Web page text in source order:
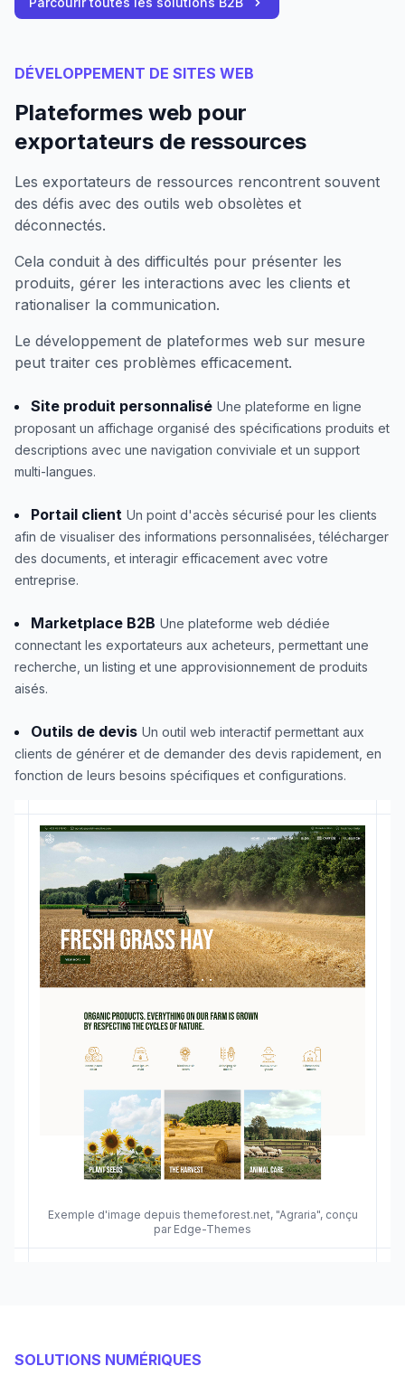
Exemple d'image depuis themeforest.net, "Agraria", conçu
par Edge-Themes
DÉVELOPPEMENT DE SITES WEB
Plateformes web pour
exportateurs de ressources
Les exportateurs de ressources rencontrent souvent
des défis avec des outils web obsolètes et
déconnectés.
Cela conduit à des difficultés pour présenter les
produits, gérer les interactions avec les clients et
rationaliser la communication.
Le développement de plateformes web sur mesure
peut traiter ces problèmes efficacement.
Site produit personnalisé Une plateforme en ligne
proposant un affichage organisé des spécifications produits et
descriptions avec une navigation conviviale et un support
multi-langues.
Portail client Un point d'accès sécurisé pour les clients
afin de visualiser des informations personnalisées, télécharger
des documents, et interagir efficacement avec votre
entreprise.
Marketplace B2B Une plateforme web dédiée
connectant les exportateurs aux acheteurs, permettant une
recherche, un listing et une approvisionnement de produits
aisés.
Outils de devis Un outil web interactif permettant aux
clients de générer et de demander des devis rapidement, en
fonction de leurs besoins spécifiques et configurations.
SOLUTIONS NUMÉRIQUES